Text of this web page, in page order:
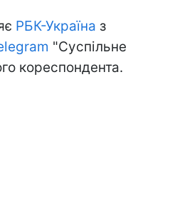
РБК-Україна з
"Суспільне
кореспондента.